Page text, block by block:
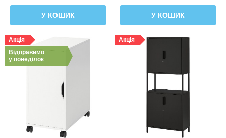
У КОШИК У КОШИК
Акція
Відправимо
у понеділок
Акція